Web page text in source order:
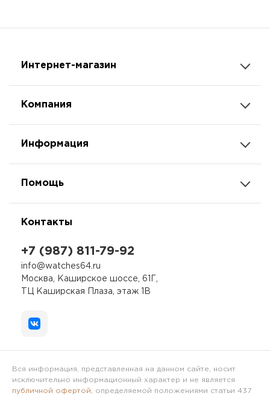
Интернет-магазин
Компания
Информация
Помощь
Контакты
+7 (987) 811-79-92
info@watches64.ru
Москва, Каширское шоссе, 61Г,
ТЦ Каширская Плаза, этаж 1В
Вся информация, представленная на данном сайте, носит
исключительно информационный характер и не является
публичной офертой , определяемой положениями статьи 437